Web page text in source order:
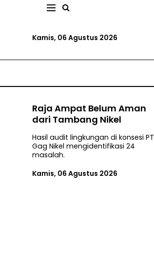
Kamis, 06 Agustus 2026
Raja Ampat Belum Aman
dari Tambang Nikel
Hasil audit lingkungan di konsesi PT
Gag Nikel mengidentifikasi 24
masalah.
Kamis, 06 Agustus 2026